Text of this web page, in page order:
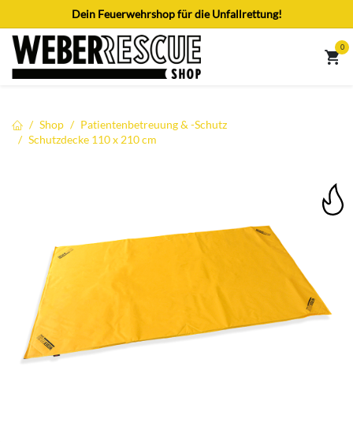
Zum Inhalt springenDein Feuerwehrshop für die Unfallrettung!
0
Shop
Patientenbetreuung & -Schutz
Schutzdecke 110 x 210 cm